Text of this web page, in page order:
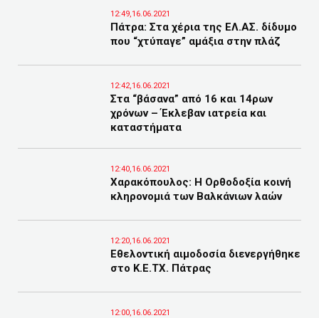
12:49,16.06.2021
Πάτρα: Στα χέρια της ΕΛ.ΑΣ. δίδυμο
που “χτύπαγε” αμάξια στην πλάζ
12:42,16.06.2021
Στα “βάσανα” από 16 και 14ρων
χρόνων – Έκλεβαν ιατρεία και
καταστήματα
12:40,16.06.2021
Χαρακόπουλος: Η Ορθοδοξία κοινή
κληρονομιά των Βαλκάνιων λαών
12:20,16.06.2021
Εθελοντική αιμοδοσία διενεργήθηκε
στο Κ.Ε.ΤΧ. Πάτρας
12:00,16.06.2021